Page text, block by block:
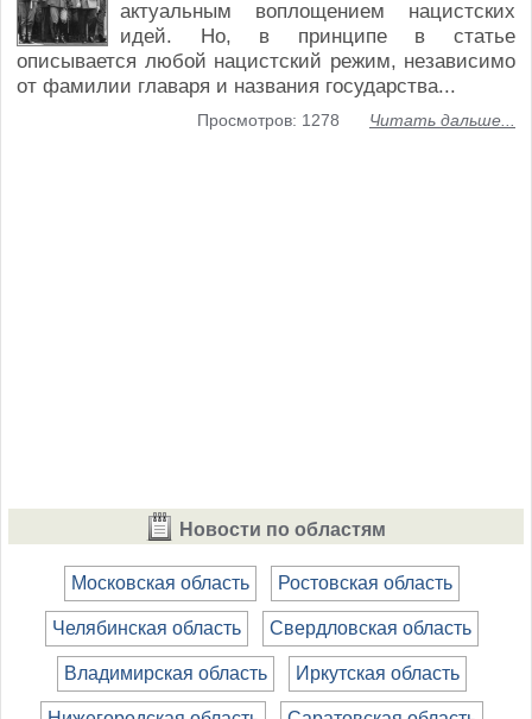
актуальным воплощением нацистских
идей. Но, в принципе в статье
описывается любой нацистский режим, независимо
от фамилии главаря и названия государства...
Читать дальше...
Просмотров: 1278
Новости по областям
Московская область Ростовская область
Челябинская область Свердловская область
Владимирская область Иркутская область